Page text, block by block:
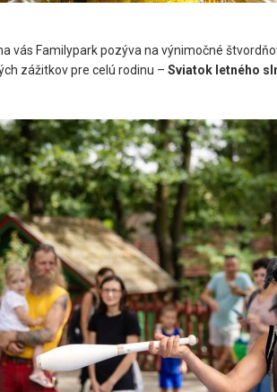
vás Familypark pozýva na výnimočné
zážitkov pre celú rodinu – Sviatok letného